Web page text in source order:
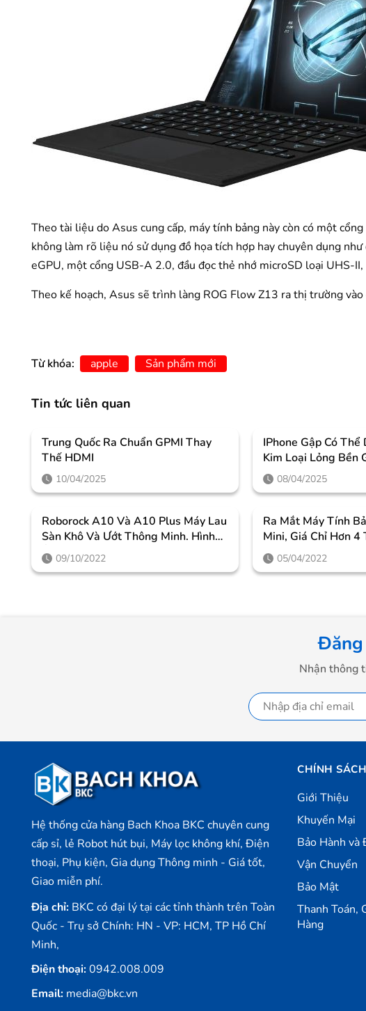
Theo tài liệu do Asus cung cấp, máy tính bảng này còn có một
không làm rõ liệu nó sử dụng đồ họa tích hợp hay chuyên dụng
eGPU, một cổng USB-A 2.0, đầu đọc thẻ nhớ microSD loại UHS-
Theo kế hoạch, Asus sẽ trình làng ROG Flow Z13 ra thị trường
Từ khóa: apple Sản phẩm mới
Tin tức liên quan
Trung Quốc Ra Chuẩn GPMI Thay
Thế HDMI
10/04/2025
IPhone Gập Có Thể
Kim Loại Lỏng Bền
08/04/2025
Roborock A10 Và A10 Plus Máy Lau
Sàn Khô Và Ướt Thông Minh. Hình
Ảnh, Thông Số Kỹ Thuật Và Giá Cả
09/10/2022
Ra Mắt Máy Tính
Mini, Giá Chỉ Hơn 4
05/04/2022
Đăng
Nhận thông
Hệ thống cửa hàng Bach Khoa BKC chuyên cung
cấp sỉ, lẻ Robot hút bụi, Máy lọc không khí, Điện
thoại, Phụ kiện, Gia dụng Thông minh - Giá tốt,
Giao miễn phí.
Địa chỉ: BKC có đại lý tại các tỉnh thành trên Toàn
Quốc - Trụ sở Chính: HN - VP: HCM, TP Hồ Chí
Minh,
Điện thoại:0942.008.009
Email: media@bkc.vn
CHÍNH SÁCH
Giới Thiệu
Khuyến Mại
Bảo Hành và
Vận Chuyển
Bảo Mật
Thanh Toán,
Hàng